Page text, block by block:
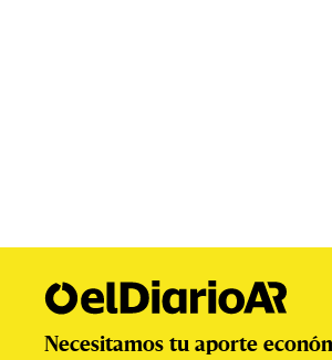
Necesitamos tu aporte